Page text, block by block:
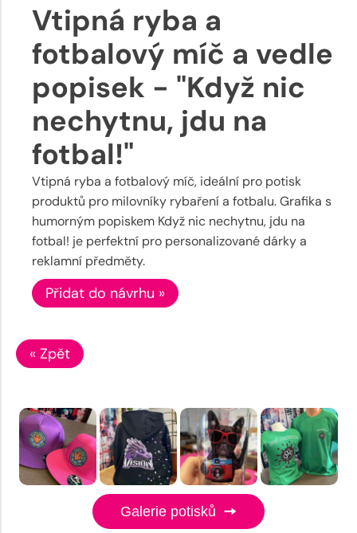
Vtipná ryba a
fotbalový míč a vedle
popisek - "Když nic
nechytnu, jdu na
fotbal!"
Vtipná ryba a fotbalový míč, ideální pro potisk
produktů pro milovníky rybaření a fotbalu. Grafika s
humorným popiskem Když nic nechytnu, jdu na
fotbal! je perfektní pro personalizované dárky a
reklamní předměty.
Přidat do návrhu »
« Zpět
Galerie potisků